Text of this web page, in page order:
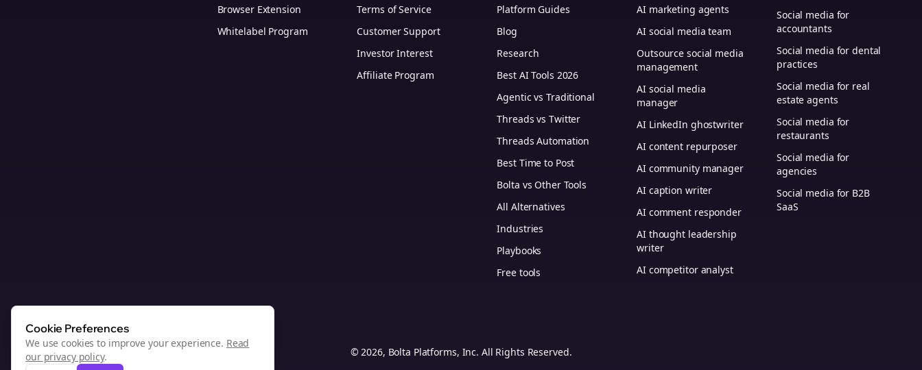
Browser Extension
Whitelabel Program
Terms of Service
Customer Support
Investor Interest
Affiliate Program
Platform Guides
Blog
Research
Best AI Tools 2026
Agentic vs Traditional
Threads vs Twitter
Threads Automation
Best Time to Post
Bolta vs Other Tools
All Alternatives
Industries
Playbooks
Free tools
AI marketing agents
AI social media team
Outsource social media
management
AI social media
manager
AI LinkedIn ghostwriter
AI content repurposer
AI community manager
AI caption writer
AI comment responder
AI thought leadership
writer
AI competitor analyst
Social media for
accountants
Social media for dental
practices
Social media for real
estate agents
Social media for
restaurants
Social media for
agencies
Social media for B2B
SaaS
© 2026, Bolta Platforms, Inc. All Rights Reserved.
Cookie Preferences
We use cookies to improve your experience. Read
our privacy policy.